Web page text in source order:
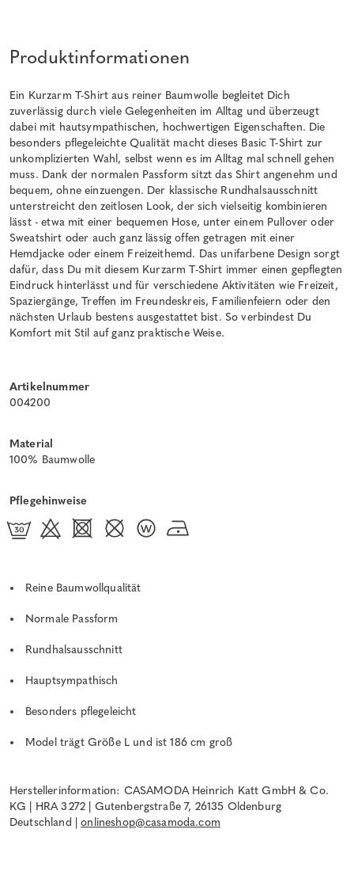
Produktinformationen
Ein Kurzarm T-Shirt aus reiner Baumwolle begleitet Dich
zuverlässig durch viele Gelegenheiten im Alltag und überzeugt
dabei mit hautsympathischen, hochwertigen Eigenschaften. Die
besonders pflegeleichte Qualität macht dieses Basic T-Shirt zur
unkomplizierten Wahl, selbst wenn es im Alltag mal schnell gehen
muss. Dank der normalen Passform sitzt das Shirt angenehm und
bequem, ohne einzuengen. Der klassische Rundhalsausschnitt
unterstreicht den zeitlosen Look, der sich vielseitig kombinieren
lässt - etwa mit einer bequemen Hose, unter einem Pullover oder
Sweatshirt oder auch ganz lässig offen getragen mit einer
Hemdjacke oder einem Freizeithemd. Das unifarbene Design sorgt
dafür, dass Du mit diesem Kurzarm T-Shirt immer einen gepflegten
Eindruck hinterlässt und für verschiedene Aktivitäten wie Freizeit,
Spaziergänge, Treffen im Freundeskreis, Familienfeiern oder den
nächsten Urlaub bestens ausgestattet bist. So verbindest Du
Komfort mit Stil auf ganz praktische Weise.
Artikelnummer
004200
Material
100% Baumwolle
Pflegehinweise
Reine Baumwollqualität
Normale Passform
Rundhalsausschnitt
Hauptsympathisch
Besonders pflegeleicht
Model trägt Größe L und ist 186 cm groß
Herstellerinformation: CASAMODA Heinrich Katt GmbH & Co.
KG | HRA 3272 | Gutenbergstraße 7, 26135 Oldenburg
Deutschland |onlineshop@casamoda.com